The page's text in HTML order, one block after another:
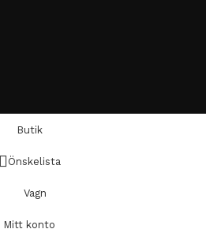
Butik
Önskelista
Vagn
Mitt konto